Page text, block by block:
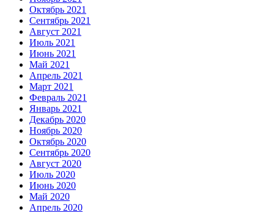
Октябрь 2021
Сентябрь 2021
Август 2021
Июль 2021
Июнь 2021
Май 2021
Апрель 2021
Март 2021
Февраль 2021
Январь 2021
Декабрь 2020
Ноябрь 2020
Октябрь 2020
Сентябрь 2020
Август 2020
Июль 2020
Июнь 2020
Май 2020
Апрель 2020